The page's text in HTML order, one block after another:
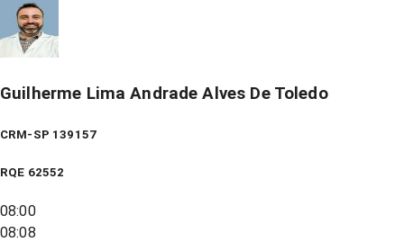
Guilherme Lima Andrade Alves De Toledo
CRM-SP 139157
RQE 62552
08:00
08:08